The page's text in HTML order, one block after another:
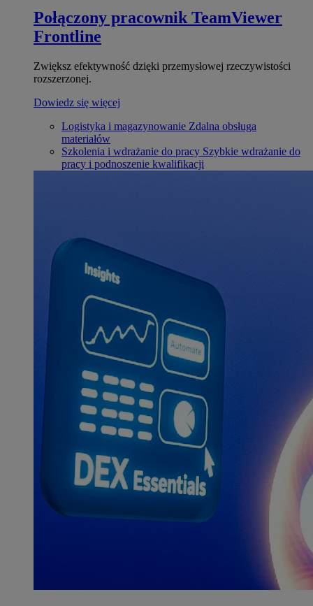
Połączony pracownik TeamViewer
Frontline
Zwiększ efektywność dzięki przemysłowej rzeczywistości
rozszerzonej.
Dowiedz się więcej
Logistyka i magazynowanie Zdalna obsługa
materiałów
Szkolenia i wdrażanie do pracy Szybkie wdrażanie do
pracy i podnoszenie kwalifikacji